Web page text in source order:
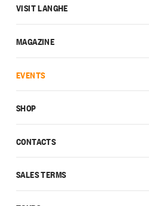
CONTACTS
SALES TERMS
VISIT LANGHE
MAGAZINE
EVENTS
SHOP